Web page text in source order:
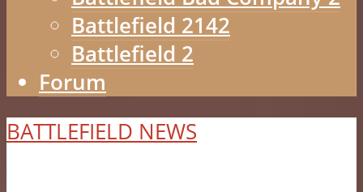
Battlefield 2142
Battlefield 2
Forum
BATTLEFIELD NEWS